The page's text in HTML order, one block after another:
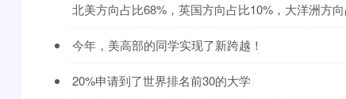
北美方向占比68%，英国方向占比10%，大洋洲方
今年，美高部的同学实现了新跨越！
20%申请到了世界排名前30的大学